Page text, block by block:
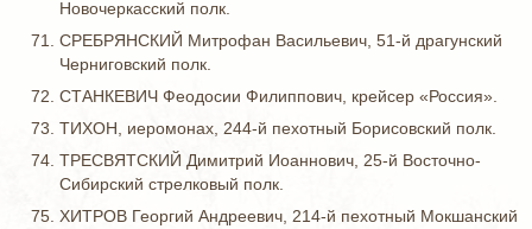
Новочеркасский полк.
СРЕБРЯНСКИЙ Митрофан Васильевич, 51-й драгунский
Черниговский полк.
СТАНКЕВИЧ Феодосии Филиппович, крейсер «Россия».
ТИХОН, иеромонах, 244-й пехотный Борисовский полк.
ТРЕСВЯТСКИЙ Димитрий Иоаннович, 25-й Восточно-
Сибирский стрелковый полк.
ХИТРОВ Георгий Андреевич, 214-й пехотный Мокшанский